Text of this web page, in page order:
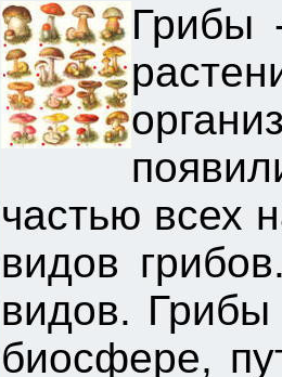
Грибы
частью всех
видов
видов.
биосфере,